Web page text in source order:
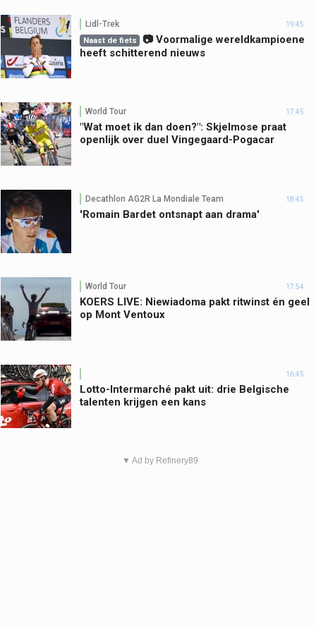
Lidl-Trek 19:45
Naast de fiets
📷 Voormalige wereldkampioene
heeft schitterend nieuws
World Tour 17:45
"Wat moet ik dan doen?": Skjelmose praat
openlijk over duel Vingegaard-Pogacar
Decathlon AG2R La Mondiale Team 18:45
'Romain Bardet ontsnapt aan drama'
World Tour 17:54
KOERS LIVE: Niewiadoma pakt ritwinst én geel
op Mont Ventoux
16:45
Lotto-Intermarché pakt uit: drie Belgische
talenten krijgen een kans
▼ Ad by Refinery89